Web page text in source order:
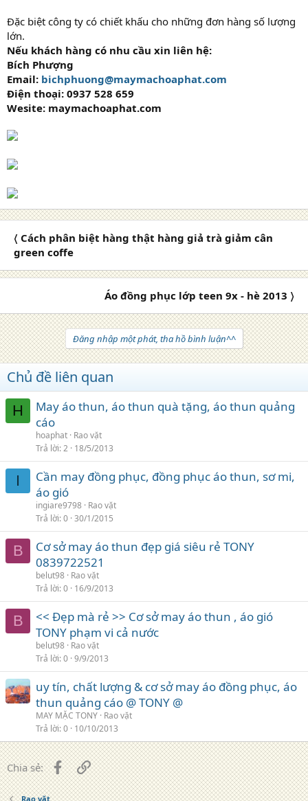
Đặc biệt công ty có chiết khấu cho những đơn hàng số lượng
lớn.
Nếu khách hàng có nhu cầu xin liên hệ:
Bích Phượng
Email: bichphuong@maymachoaphat.com
Điện thoại: 0937 528 659
Wesite: maymachoaphat.com
〈 Cách phân biệt hàng thật hàng giả trà giảm cân
green coffe
Áo đồng phục lớp teen 9x - hè 2013 〉
Đăng nhập một phát, tha hồ bình luận^^
Chủ đề liên quan
H
May áo thun, áo thun quà tặng, áo thun quảng
cáo
hoaphat Rao vặt
Trả lời 2 18/5/2013
I
Cần may đồng phục, đồng phục áo thun, sơ mi,
áo gió
ingiare9798 Rao vặt
Trả lời 0 30/1/2015
B
Cơ sở may áo thun đẹp giá siêu rẻ TONY
0839722521
belut98 Rao vặt
Trả lời 0 16/9/2013
B
<< Đẹp mà rẻ >> Cơ sở may áo thun , áo gió
TONY phạm vi cả nước
belut98 Rao vặt
Trả lời 0 9/9/2013
uy tín, chất lượng & cơ sở may áo đồng phục, áo
thun quảng cáo @ TONY @
MAY MẶC TONY Rao vặt
Trả lời 0 10/10/2013
Chia sẻ: FacebookLiên kết
Rao vặt